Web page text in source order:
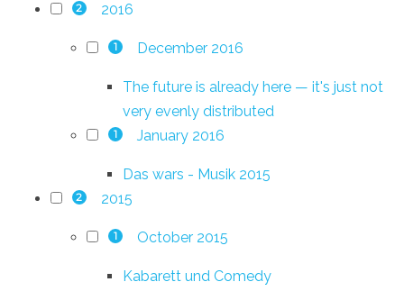
2 2016
1 December 2016
The future is already here — it's just not
very evenly distributed
1 January 2016
Das wars - Musik 2015
2 2015
1 October 2015
Kabarett und Comedy